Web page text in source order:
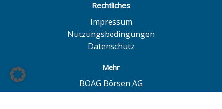
Rechtliches
Impressum
Nutzungsbedingungen
Datenschutz
Mehr
BÖAG Börsen AG
Börse Hamburg